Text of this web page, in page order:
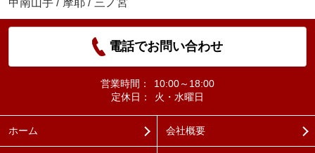
甲南山手 / 摩耶 / 三ノ宮
電話でお問い合わせ
営業時間：
10:00～18:00
定休日：
火・水曜日
ホーム 会社概要